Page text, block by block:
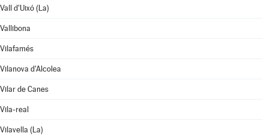
Vall d'Uixó (La)
Vallibona
Vilafamés
Vilanova d'Alcolea
Vilar de Canes
Vila-real
Vilavella (La)